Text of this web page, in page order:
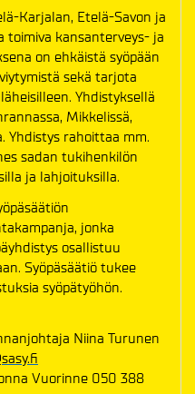
Karjalan, Etelä-Savon ja
toimiva kansanterveys- ja
on ehkäistä syöpään
sekä tarjota
Yhdistyksellä
Mikkelissä,
Yhdistys rahoittaa mm.
sadan tukihenkilön
ja lahjoituksilla.
jonka
osallistuu
Syöpäsäätiö tukee
syöpätyöhön.
Niina Turunen
Vuorinne 050 388